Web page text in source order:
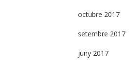
octubre 2017
setembre 2017
juny 2017